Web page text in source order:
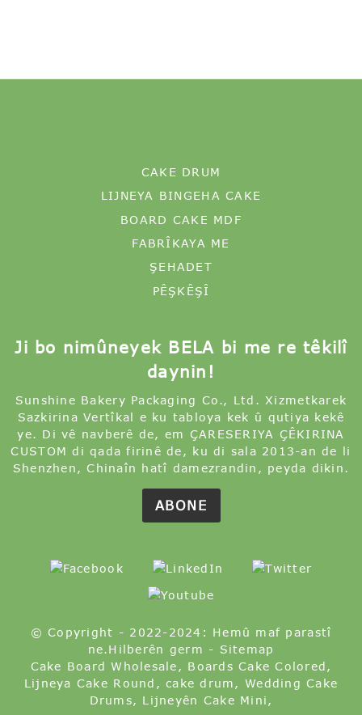
CAKE DRUM
LIJNEYA BINGEHA CAKE
BOARD CAKE MDF
FABRÎKAYA ME
ŞEHADET
PÊŞKÊŞÎ
Ji bo nimûneyek BELA bi me re têkilî
daynin!
Sunshine Bakery Packaging Co., Ltd. Xizmetkarek
Sazkirina Vertîkal e ku tabloya kek û qutiya kekê
ye. Di vê navberê de, em ÇARESERIYA ÇÊKIRINA
CUSTOM di qada firinê de, ku di sala 2013-an de li
Shenzhen, Chinaîn hatî damezrandin, peyda dikin.
ABONE
© Copyright - 2022-2024: Hemû maf parastî
ne.Hilberên germ - Sitemap
Cake Board Wholesale , Boards Cake Colored ,
Lijneya Cake Round ,cake drum , Wedding Cake
Drums, Lijneyên Cake Mini ,